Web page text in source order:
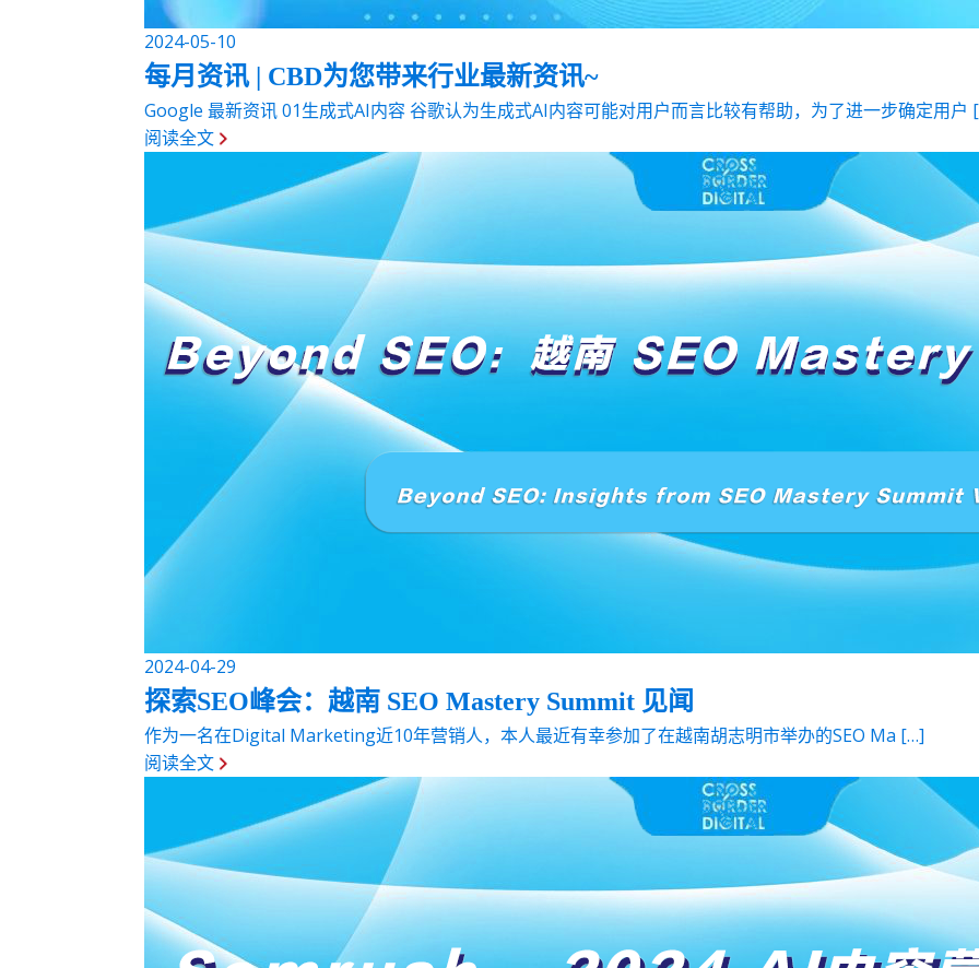
2024-05-10
每月资讯 | CBD为您带来行业最新资讯~
Google 最新资讯 01生成式AI内容 谷歌认为生成式AI内容可能对用户而言比较有帮助，为了进一步确定用户
阅读全文
2024-04-29
探索SEO峰会：越南 SEO Mastery Summit 见闻
作为一名在Digital Marketing近10年营销人，本人最近有幸参加了在越南胡志明市举办的SEO Ma […]
阅读全文